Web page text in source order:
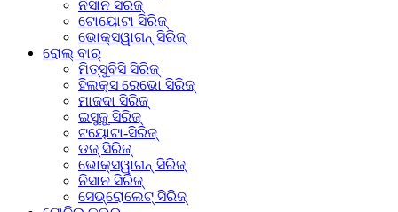
ନିସାନ ସିରିଜ୍
ଟୋୟୋଟା ସିରିଜ୍
ଭୋକ୍ସୱାଗନ୍ ସିରିଜ୍
ରୋଲ୍ ବାର୍
ମିତ୍ସୁବିସି ସିରିଜ୍
ହିଲକ୍ସ ରେଭୋ ସିରିଜ୍
ମାଜଦା ସିରିଜ୍
ଇସୁଜୁ ସିରିଜ୍
ଟୟୋଟା-ସିରିଜ୍
ଡଜ୍ ସିରିଜ୍
ଭୋକ୍ସୱାଗନ୍ ସିରିଜ୍
ନିସାନ ସିରିଜ୍
ସେଭ୍ରୋଲେଟ୍ ସିରିଜ୍